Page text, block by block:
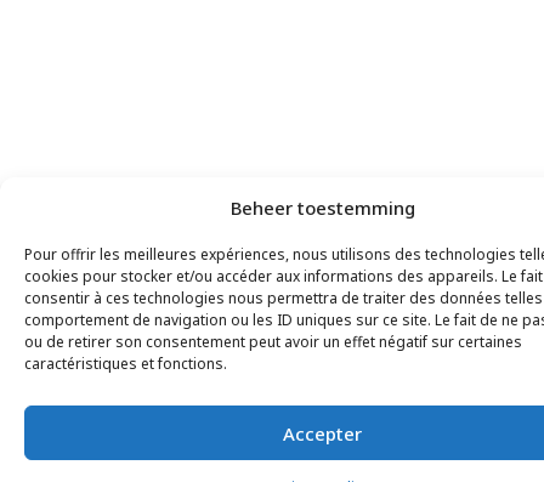
Beheer toestemming
Pour offrir les meilleures expériences, nous utilisons des technologies
cookies pour stocker et/ou accéder aux informations des appareils. Le
consentir à ces technologies nous permettra de traiter des données
comportement de navigation ou les ID uniques sur ce site. Le fait de ne
ou de retirer son consentement peut avoir un effet négatif sur certaines
caractéristiques et fonctions.
Accepter